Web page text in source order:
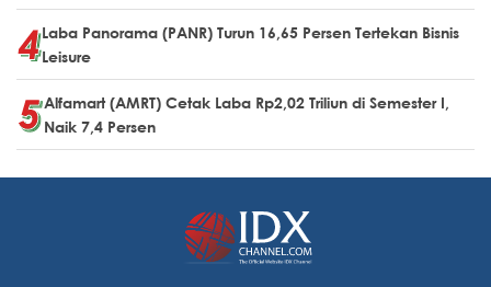
Laba Panorama (PANR) Turun 16,65 Persen Tertekan Bisnis
Leisure
Alfamart (AMRT) Cetak Laba Rp2,02 Triliun di Semester I,
Naik 7,4 Persen